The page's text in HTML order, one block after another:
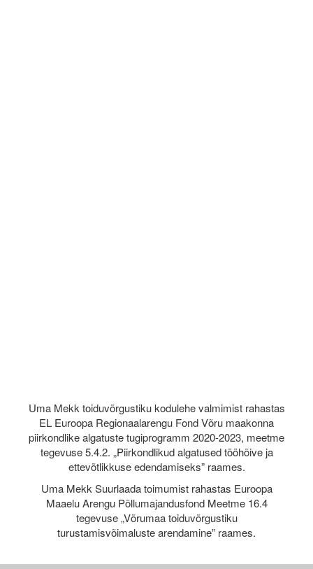
Uma Mekk toiduvõrgustiku kodulehe valmimist rahastas
EL Euroopa Regionaalarengu Fond Võru maakonna
piirkondlike algatuste tugiprogramm 2020-2023, meetme
tegevuse 5.4.2. „Piirkondlikud algatused tööhõive ja
ettevõtlikkuse edendamiseks” raames.
Uma Mekk Suurlaada toimumist rahastas Euroopa
Maaelu Arengu Põllumajandusfond Meetme 16.4
tegevuse „Võrumaa toiduvõrgustiku
turustamisvõimaluste arendamine” raames.